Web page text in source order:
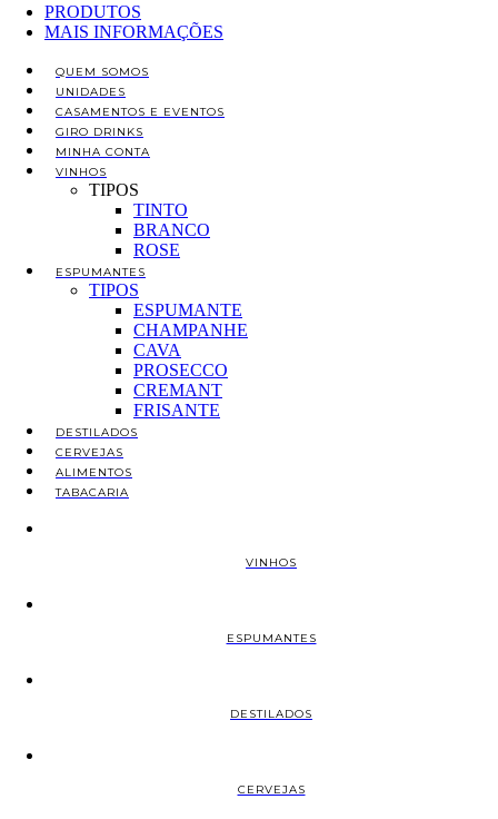
PRODUTOS
MAIS INFORMAÇÕES
QUEM SOMOS
UNIDADES
CASAMENTOS E EVENTOS
GIRO DRINKS
MINHA CONTA
VINHOS
TIPOS
TINTO
BRANCO
ROSE
ESPUMANTES
TIPOS
ESPUMANTE
CHAMPANHE
CAVA
PROSECCO
CREMANT
FRISANTE
DESTILADOS
CERVEJAS
ALIMENTOS
TABACARIA
VINHOS
ESPUMANTES
DESTILADOS
CERVEJAS